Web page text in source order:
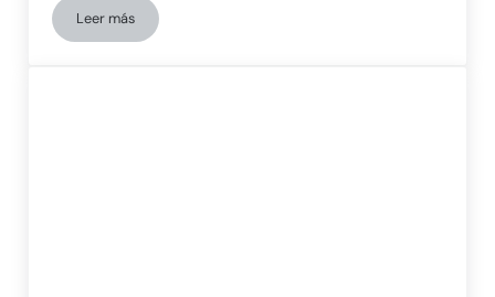
Leer másCoexistencia entre la condición del espectro autista y la